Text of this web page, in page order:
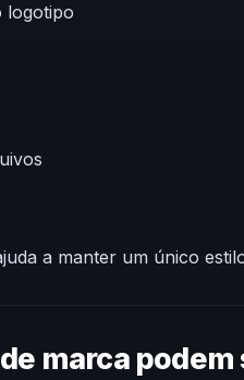
logotipo
a manter um único
marca